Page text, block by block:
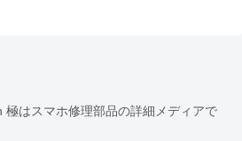
極はスマホ修理部品の詳細メディアで